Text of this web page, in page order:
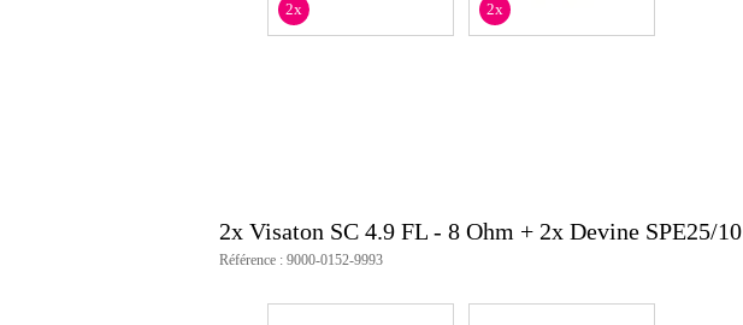
2x 2x
2x Visaton SC 4.9 FL - 8 Ohm + 2x Devine SPE25/10
Référence : 9000-0152-9993